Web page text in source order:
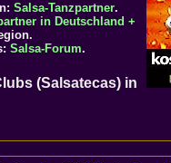
Salsa-Tanzpartner.
in Deutschland +
Salsa-Forum.
(Salsatecas) in